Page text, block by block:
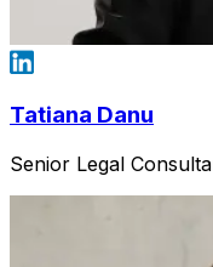
Tatiana Danu
Senior Legal